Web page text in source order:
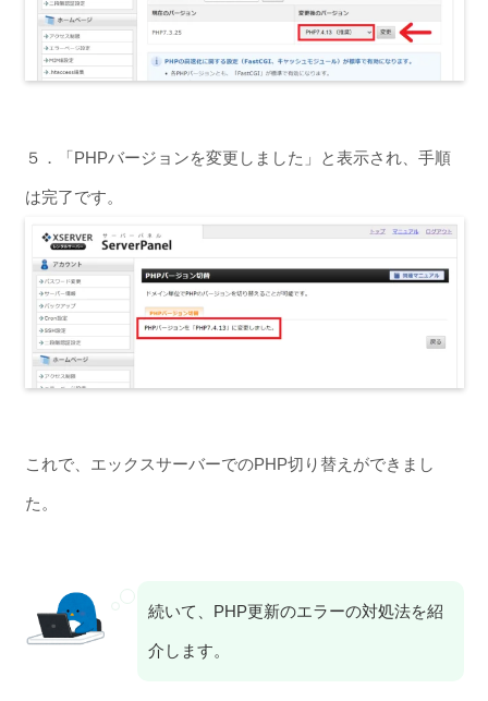
５．「PHPバージョンを変更しました」と表示され、手順
は完了です。
これで、エックスサーバーでのPHP切り替えができまし
た。
続いて、PHP更新のエラーの対処法を紹
介します。